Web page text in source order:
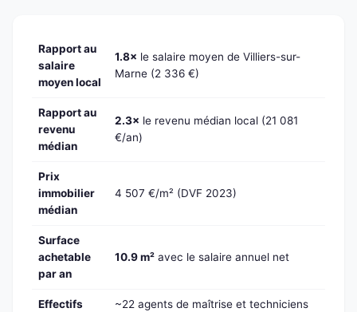
Rapport au
salaire
moyen local
1.8× le salaire moyen de Villiers-sur-
Marne (2 336 €)
Rapport au
revenu
médian
2.3× le revenu médian local (21 081
€/an)
Prix
immobilier
médian
4 507 €/m² (DVF 2023)
Surface
achetable
par an
10.9 m² avec le salaire annuel net
Effectifs
~22 agents de maîtrise et techniciens